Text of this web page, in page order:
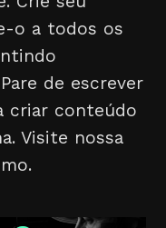
o a todos os
de escrever
criar conteúdo
Visite nossa